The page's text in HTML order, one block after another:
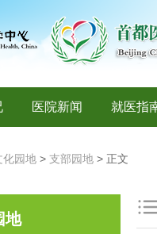
医院新闻 就医指
化园地 > 支部园地 > 正文
地